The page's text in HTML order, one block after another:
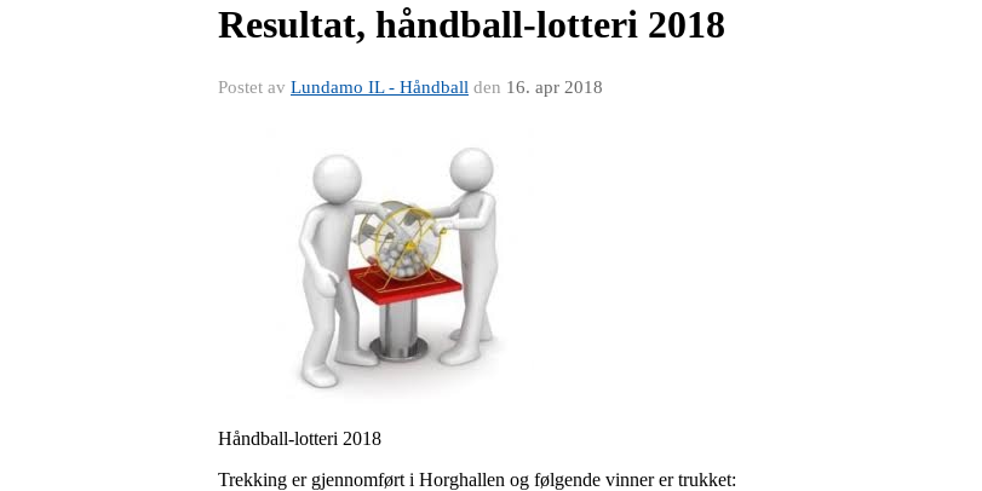
Resultat, håndball-lotteri 2018
Postet av Lundamo IL - Håndball den 16. apr 2018
Håndball-lotteri 2018
Trekking er gjennomført i Horghallen og følgende vinner er trukket: